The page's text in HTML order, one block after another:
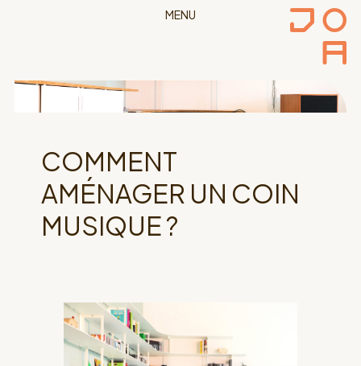
MENU
COMMENT
AMÉNAGER UN COIN
MUSIQUE ?